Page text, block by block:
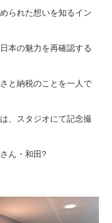
られた想いを知るイン
本の魅力を再確認する
と納税のことを一人で
、スタジオにて記念撮
ん・和田?